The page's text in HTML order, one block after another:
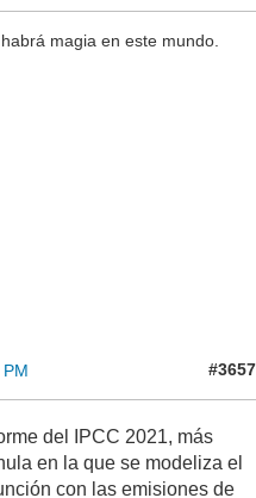
magia en este mundo.
#3657
del IPCC 2021, más
en la que se modeliza el
con las emisiones de